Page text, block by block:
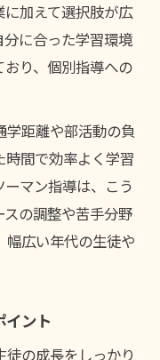
克服が可能な仕
が出る流れとは
に直結する理由
向上につながる
ト実例
立に最適な理由
定変更にも対応
学習を両立する
加えて選択肢が広
に合った学習環境
り、個別指導への
学距離や部活動の負
間で効率よく学習
マン指導は、こう
スの調整や苦手分野
幅広い年代の生徒や
イント
の成長をしっかり